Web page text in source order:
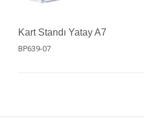
Kart Standı Yatay A7
BP639-07